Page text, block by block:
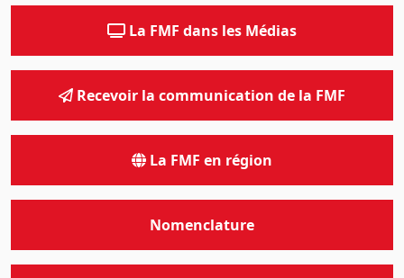
La FMF dans les Médias
Recevoir la communication de la FMF
La FMF en région
Nomenclature